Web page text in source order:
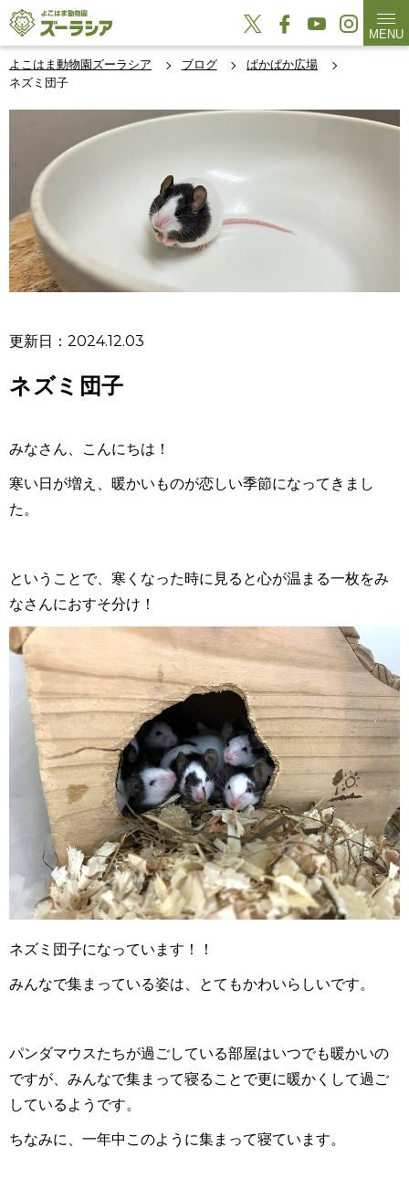
MENU
よこはま動物園ズーラシア ブログ
ぱかぱか広場
ネズミ団子
更新日：2024.12.03
ネズミ団子
みなさん、こんにちは！
寒い日が増え、暖かいものが恋しい季節になってきまし
た。
ということで、寒くなった時に見ると心が温まる一枚をみ
なさんにおすそ分け！
ネズミ団子になっています！！
みんなで集まっている姿は、とてもかわいらしいです。
パンダマウスたちが過ごしている部屋はいつでも暖かいの
ですが、みんなで集まって寝ることで更に暖かくして過ご
しているようです。
ちなみに、一年中このように集まって寝ています。